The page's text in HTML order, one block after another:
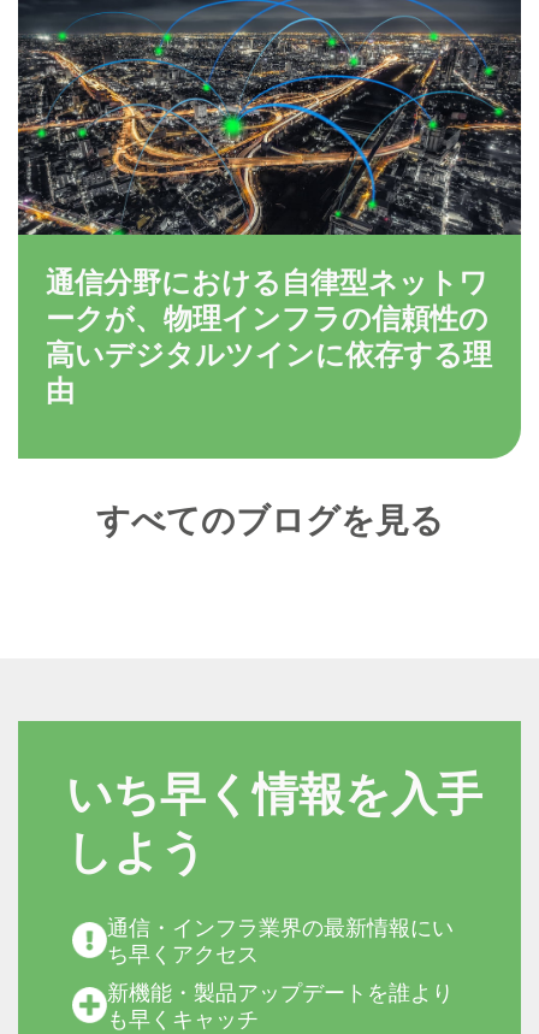
通信分野における自律型ネットワ
ークが、物理インフラの信頼性の
高いデジタルツインに依存する理
由
すべてのブログを見る
いち早く情報を入手
しよう
通信・インフラ業界の最新情報にい
ち早くアクセス
新機能・製品アップデートを誰より
も早くキャッチ